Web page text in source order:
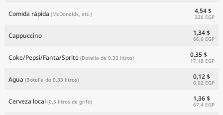
Comida rápida (McDonalds, etc.) 4,54 $
226 EGP
Cappuccino 1,34 $
66,6 EGP
Coke/Pepsi/Fanta/Sprite (Botella de 0,33 litros) 0,35 $
17,18 EGP
Agua (Botella de 0,33 litros) 0,12 $
6,02 EGP
Cerveza local (0,5 litros de grifo) 1,36 $
67,4 EGP